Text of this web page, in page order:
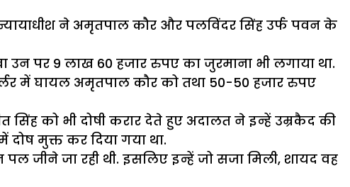
ने अमृतपाल कौर और पलविंदर सिंह उर्फ पवन के
पर 9 लाख 60 हजार रुपए का जुरमाना भी लगाया था.
में घायल अमृतपाल कौर को तथा 50-50 हजार रुपए
को भी दोषी करार देते हुए अदालत ने इन्हें उम्रकैद की
मुक्त कर दिया गया था.
जा रही थी. इसलिए इन्हें जो सजा मिली, शायद वह